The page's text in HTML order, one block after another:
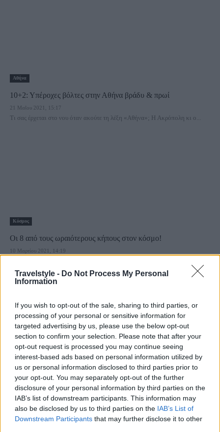
Travelstyle - Do Not Process My Personal
Information
If you wish to opt-out of the sale, sharing to third parties, or
processing of your personal or sensitive information for
targeted advertising by us, please use the below opt-out
section to confirm your selection. Please note that after your
opt-out request is processed you may continue seeing
interest-based ads based on personal information utilized by
us or personal information disclosed to third parties prior to
your opt-out. You may separately opt-out of the further
disclosure of your personal information by third parties on the
IAB’s list of downstream participants. This information may
also be disclosed by us to third parties on the IAB’s List of
Downstream Participants that may further disclose it to other
Αθήνα
10+2: Υπέροχες βόλτες στην Αθήνα βράδυ & πρωί
21 Μαΐου 2021, 15:17
Τι σας έρχεται στο νου όταν ακούτε τη λέξη «Αθήνα»; Η Ακρόπολη κι ο...
Κόσμος
Οι 8 από τους ωραιότερους κήπους στον κόσμο!
10 Μαρτίου 2021, 14:19
βόλτα...
Αθήνα: 10 προτάσεις για περίπατο ελέω lockdown! Για άσκηση
12 Φεβρουαρίου 2021, 13:12